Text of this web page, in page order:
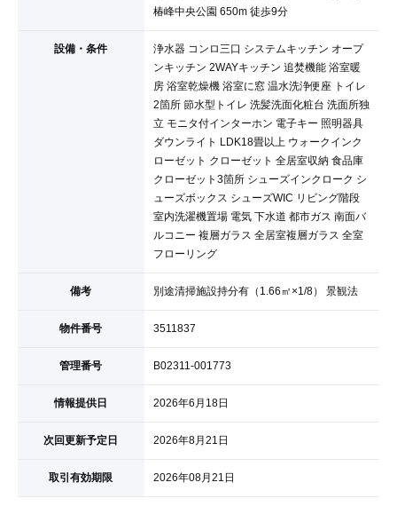
椿峰中央公園 650m 徒歩9分
設備・条件
浄水器 コンロ三口 システムキッチン オープ
ンキッチン 2WAYキッチン 追焚機能 浴室暖
房 浴室乾燥機 浴室に窓 温水洗浄便座 トイレ
2箇所 節水型トイレ 洗髪洗面化粧台 洗面所独
立 モニタ付インターホン 電子キー 照明器具
ダウンライト LDK18畳以上 ウォークインク
ローゼット クローゼット 全居室収納 食品庫
クローゼット3箇所 シューズインクローク シ
ューズボックス シューズWIC リビング階段
室内洗濯機置場 電気 下水道 都市ガス 南面バ
ルコニー 複層ガラス 全居室複層ガラス 全室
フローリング
備考 別途清掃施設持分有（1.66㎡×1/8） 景観法
物件番号 3511837
管理番号 B02311-001773
情報提供日 2026年6月18日
次回更新予定日 2026年8月21日
取引有効期限 2026年08月21日